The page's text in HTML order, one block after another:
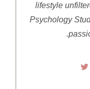
lifestyle
Psychology